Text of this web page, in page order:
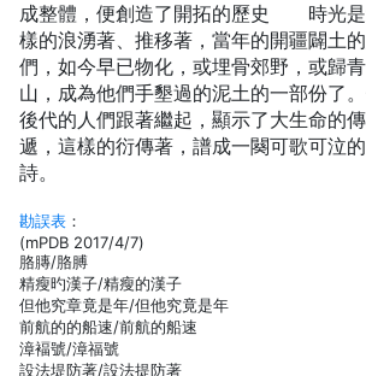
成整體，便創造了開拓的歷史 時光
樣的浪湧著、推移著，當年的開疆闢土
們，如今早已物化，或埋骨郊野，或歸青
山，成為他們手墾過的泥土的一部份了
後代的人們跟著繼起，顯示了大生命的傳
遞，這樣的衍傳著，譜成一闋可歌可泣
詩。
勘誤表 ：
(mPDB 2017/4/7)
胳膞/胳膊
精瘦旳漢子/精瘦的漢子
但他究章竟是年/但他究竟是年
前航的的船速/前航的船速
漳褔號/漳福號
設法堤防著/設法提防著